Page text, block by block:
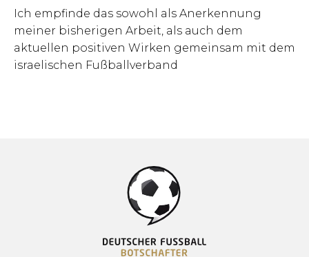
Ich empfinde das sowohl als Anerkennung
meiner bisherigen Arbeit, als auch dem
aktuellen positiven Wirken gemeinsam mit dem
israelischen Fußballverband